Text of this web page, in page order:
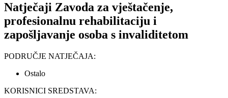
Natječaji Zavoda za vještačenje,
profesionalnu rehabilitaciju i
zapošljavanje osoba s invaliditetom
PODRUČJE NATJEČAJA:
Ostalo
KORISNICI SREDSTAVA: